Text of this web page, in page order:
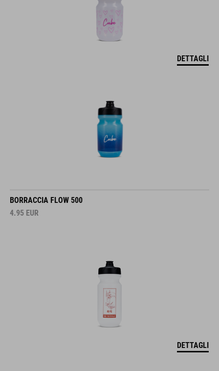
DETTAGLI
BORRACCIA FLOW 500
4.95 EUR
DETTAGLI